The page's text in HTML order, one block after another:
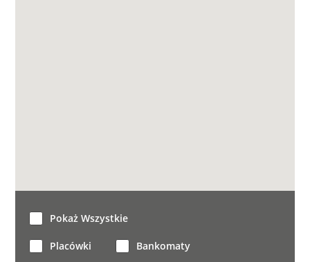
Pokaż Wszystkie
Placówki Bankomaty